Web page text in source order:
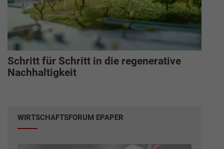
Schritt für Schritt in die regenerative
Nachhaltigkeit
WIRTSCHAFTSFORUM EPAPER